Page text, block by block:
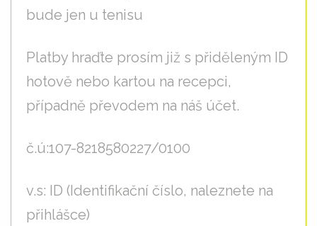
bude jen u tenisu
Platby hraďte prosím již s přiděleným ID
hotově nebo kartou na recepci,
případně převodem na náš účet.
č.ú:107-8218580227/0100
v.s: ID (Identifikační číslo, naleznete na
přihlášce)